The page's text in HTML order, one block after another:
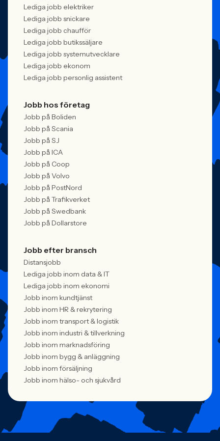
Lediga jobb elektriker
Lediga jobb snickare
Lediga jobb chaufför
Lediga jobb butikssäljare
Lediga jobb systemutvecklare
Lediga jobb ekonom
Lediga jobb personlig assistent
Jobb hos företag
Jobb på Boliden
Jobb på Scania
Jobb på SJ
Jobb på ICA
Jobb på Coop
Jobb på Volvo
Jobb på PostNord
Jobb på Trafikverket
Jobb på Swedbank
Jobb på Dollarstore
Jobb efter bransch
Distansjobb
Lediga jobb inom data & IT
Lediga jobb inom ekonomi
Jobb inom kundtjänst
Jobb inom HR & rekrytering
Jobb inom transport & logistik
Jobb inom industri & tillverkning
Jobb inom marknadsföring
Jobb inom bygg & anläggning
Jobb inom försäljning
Jobb inom hälso- och sjukvård